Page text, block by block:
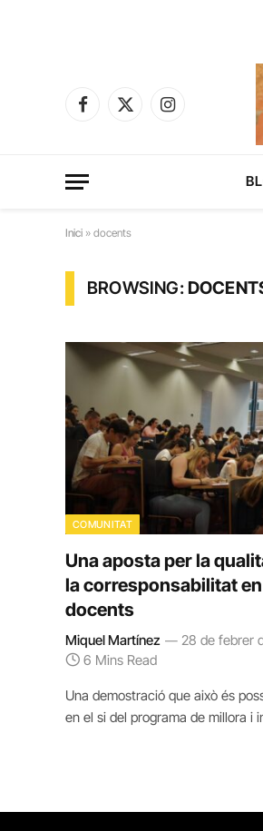
Facebook
X
Instagram
Inici » docents
BROWSING:
COMUNITAT
Una aposta per la
la corresponsabilitat
docents
Miquel Martínez
28 de febrer
6 Mins Read
Una demostració que això és
en el si del programa de millora i